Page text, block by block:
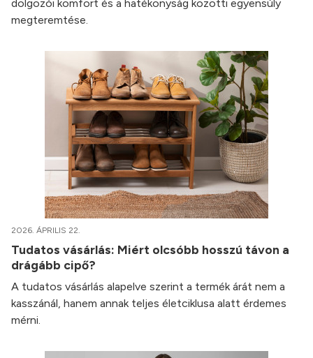
dolgozói komfort és a hatékonyság közötti egyensúly
megteremtése.
2026. ÁPRILIS 22.
Tudatos vásárlás: Miért olcsóbb hosszú távon a
drágább cipő?
A tudatos vásárlás alapelve szerint a termék árát nem a
kasszánál, hanem annak teljes életciklusa alatt érdemes
mérni.